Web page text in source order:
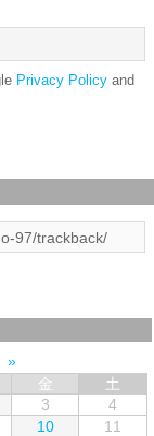
Privacy Policy and
金
土
3
4
10
11